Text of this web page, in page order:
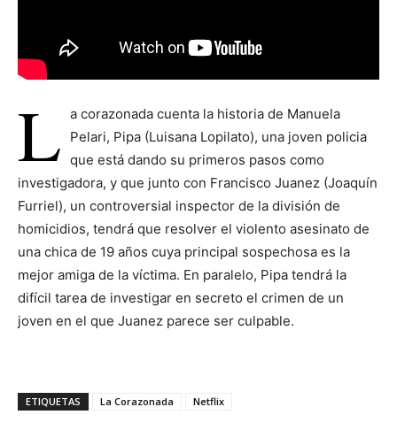
L a corazonada cuenta la historia de Manuela
Pelari, Pipa (Luisana Lopilato), una joven policia
que está dando su primeros pasos como
investigadora, y que junto con Francisco Juanez (Joaquín
Furriel), un controversial inspector de la división de
homicidios, tendrá que resolver el violento asesinato de
una chica de 19 años cuya principal sospechosa es la
mejor amiga de la víctima. En paralelo, Pipa tendrá la
difícil tarea de investigar en secreto el crimen de un
joven en el que Juanez parece ser culpable.
ETIQUETAS La Corazonada Netflix